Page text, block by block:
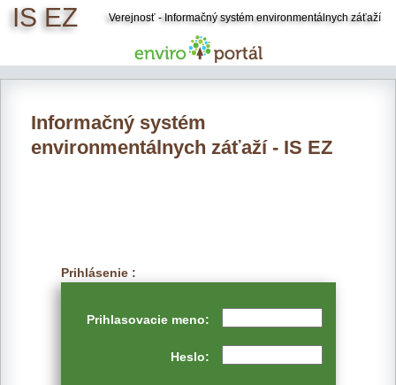
IS EZ Verejnosť - Informačný systém environmentálnych záťaží
Informačný systém
environmentálnych záťaží - IS EZ
Prihlásenie :
Prihlasovacie meno:
Heslo: